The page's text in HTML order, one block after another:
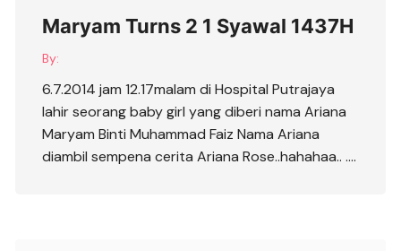
Maryam Turns 2 1 Syawal 1437H
By:
6.7.2014 jam 12.17malam di Hospital Putrajaya
lahir seorang baby girl yang diberi nama Ariana
Maryam Binti Muhammad Faiz Nama Ariana
diambil sempena cerita Ariana Rose..hahahaa.. ….